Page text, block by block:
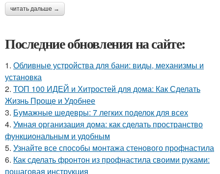
читать дальше →
Последние обновления на сайте:
1. Обливные устройства для бани: виды, механизмы и
установка
2. ТОП 100 ИДЕЙ и Хитростей для дома: Как Сделать
Жизнь Проще и Удобнее
3. Бумажные шедевры: 7 легких поделок для всех
4. Умная организация дома: как сделать пространство
функциональным и удобным
5. Узнайте все способы монтажа стенового профнастила
6. Как сделать фронтон из профнастила своими руками:
пошаговая инструкция